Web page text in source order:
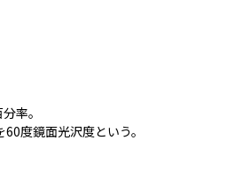
率。
度鏡面光沢度という。